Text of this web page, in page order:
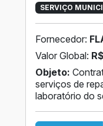
SERVIÇO
Fornecedor:
Valor Global:
Objeto:
serviços de
laboratório do